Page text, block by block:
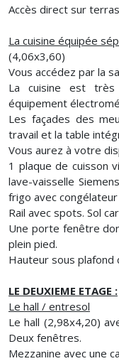
Accès direct sur
La cuisine équipée
(4,06x3,60)
Vous accédez par la
La cuisine est très
équipement
Les façades des
travail et la table
Vous aurez à votre
1 plaque de cuisson
lave-vaisselle
frigo avec
Rail avec spots. Sol
Une porte fenêtre
plein pied.
Hauteur sous plafond
LE DEUXIEME ETAGE :
Le hall / entresol
Le hall (2,98x4,20)
Deux fenêtres.
Mezzanine avec une